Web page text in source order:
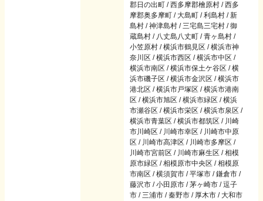
郡日の出町 / 西多摩郡檜原村 / 西多
摩郡奥多摩町 / 大島町 / 利島村 / 新
島村 / 神津島村 / 三宅島三宅村 / 御
蔵島村 / 八丈島八丈町 / 青ヶ島村 /
小笠原村 / 横浜市鶴見区 / 横浜市神
奈川区 / 横浜市西区 / 横浜市中区 /
横浜市南区 / 横浜市保土ケ谷区 / 横
浜市磯子区 / 横浜市金沢区 / 横浜市
港北区 / 横浜市戸塚区 / 横浜市港南
区 / 横浜市旭区 / 横浜市緑区 / 横浜
市瀬谷区 / 横浜市栄区 / 横浜市泉区 /
横浜市青葉区 / 横浜市都筑区 / 川崎
市川崎区 / 川崎市幸区 / 川崎市中原
区 / 川崎市高津区 / 川崎市多摩区 /
川崎市宮前区 / 川崎市麻生区 / 相模
原市緑区 / 相模原市中央区 / 相模原
市南区 / 横須賀市 / 平塚市 / 鎌倉市 /
藤沢市 / 小田原市 / 茅ヶ崎市 / 逗子
市 / 三浦市 / 秦野市 / 厚木市 / 大和市